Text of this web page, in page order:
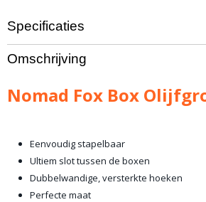
Specificaties
Productcode leverancier
Art.nr. NF-BOXOL
3,50 Kg
Omschrijving
Nomad Fox Box
Eenvoudig stapelbaar
Ultiem slot tussen de boxen
Dubbelwandige, versterkte hoeken
Perfecte maat